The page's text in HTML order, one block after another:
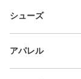
シューズ
アパレル